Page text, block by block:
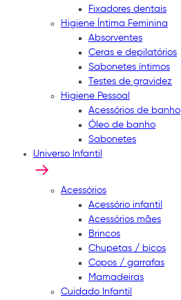
Fixadores dentais
Higiene Íntima Feminina
Absorventes
Ceras e depilatórios
Sabonetes íntimos
Testes de gravidez
Higiene Pessoal
Acessórios de banho
Óleo de banho
Sabonetes
Universo Infantil
Acessórios
Acessório infantil
Acessórios mães
Brincos
Chupetas / bicos
Copos / garrafas
Mamadeiras
Cuidado Infantil